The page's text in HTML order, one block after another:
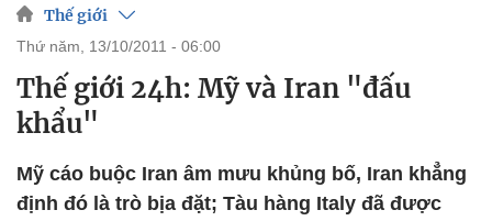
Thế giới
thứ năm, 13/10/2011 - 06:00
Thế giới 24h: Mỹ và Iran "đấu
khẩu"
Mỹ cáo buộc Iran âm mưu khủng bố, Iran khẳng
định đó là trò bịa đặt; Tàu hàng Italy đã được